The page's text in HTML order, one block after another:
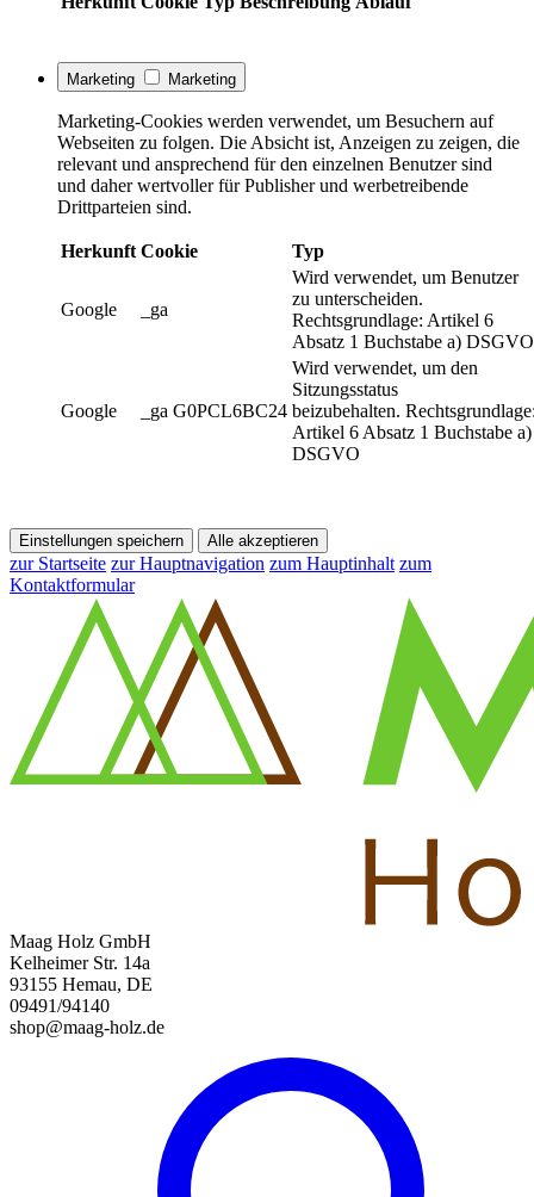
Marketing Marketing
Marketing-Cookies werden verwendet, um Besuchern auf
Webseiten zu folgen. Die Absicht ist, Anzeigen zu zeigen, die
relevant und ansprechend für den einzelnen Benutzer sind
und daher wertvoller für Publisher und werbetreibende
Drittparteien sind.
Herkunft Cookie Typ
Google _ga
Wird verwendet, um Benutzer
zu unterscheiden.
Rechtsgrundlage: Artikel 6
Absatz 1 Buchstabe a) DSGVO
Google _ga G0PCL6BC24
Wird verwendet, um den
Sitzungsstatus
beizubehalten.
Artikel 6 Absatz 1 Buchstabe a)
DSGVO
Einstellungen speichern Alle akzeptieren
zur Startseite zur Hauptnavigation zum Hauptinhalt zum
Kontaktformular
Maag Holz GmbH
Kelheimer Str. 14a
93155 Hemau, DE
09491/94140
shop@maag-holz.de